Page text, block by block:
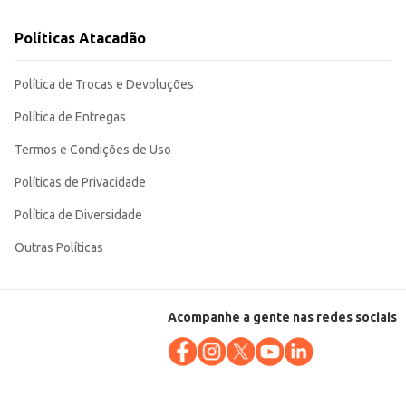
Políticas Atacadão
Política de Trocas e Devoluções
Política de Entregas
Termos e Condições de Uso
Políticas de Privacidade
Política de Diversidade
Outras Políticas
Acompanhe a gente nas redes sociais